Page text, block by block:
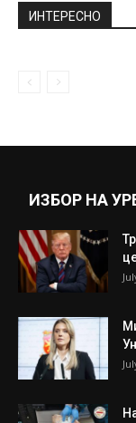
ИНТЕРЕСНО
ИЗБОР НА